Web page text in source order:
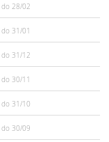
do 28/02
do 31/01
do 31/12
do 30/11
do 31/10
do 30/09